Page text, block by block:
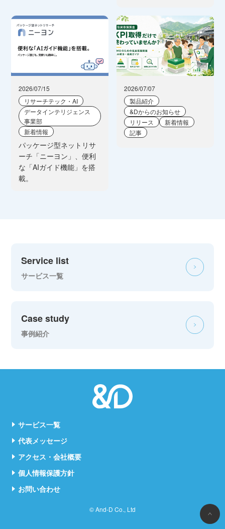
2026/07/15
リサーチテック・AI
データインテリジェンス
事業部
新着情報
パッケージ型ネットリサ
ーチ「ニーヨン」、便利
な「AIガイド機能」を搭
載。
2026/07/07
製品紹介
&Dからのお知らせ
リリース
新着情報
記事
Service list
サービス一覧
Case study
事例紹介
サービス一覧
代表メッセージ
アクセス・会社概要
個人情報保護方針
お問い合わせ
© And-D Co., Ltd